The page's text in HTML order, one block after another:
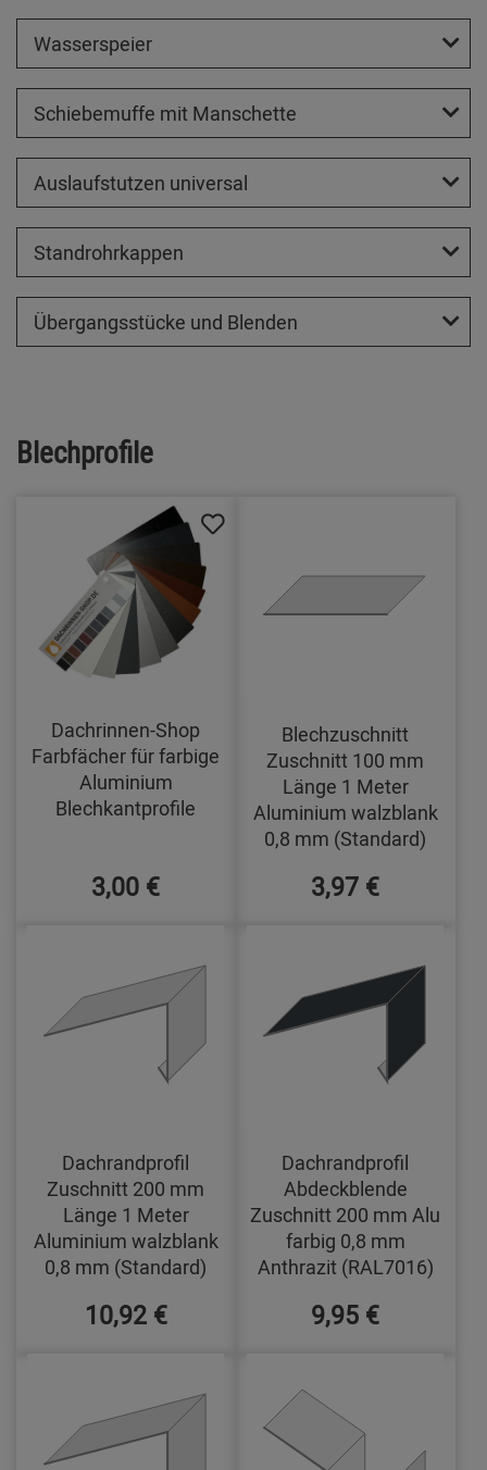
Wasserspeier
Schiebemuffe mit Manschette
Auslaufstutzen universal
Standrohrkappen
Übergangsstücke und Blenden
Blechprofile
Dachrinnen-Shop
Farbfächer für farbige
Aluminium
Blechkantprofile
3,00 €
Blechzuschnitt
Zuschnitt 100 mm
Länge 1 Meter
Aluminium walzblank
0,8 mm (Standard)
3,97 €
Dachrandprofil
Zuschnitt 200 mm
Länge 1 Meter
Aluminium walzblank
0,8 mm (Standard)
10,92 €
Dachrandprofil
Abdeckblende
Zuschnitt 200 mm Alu
farbig 0,8 mm
Anthrazit (RAL7016)
9,95 €